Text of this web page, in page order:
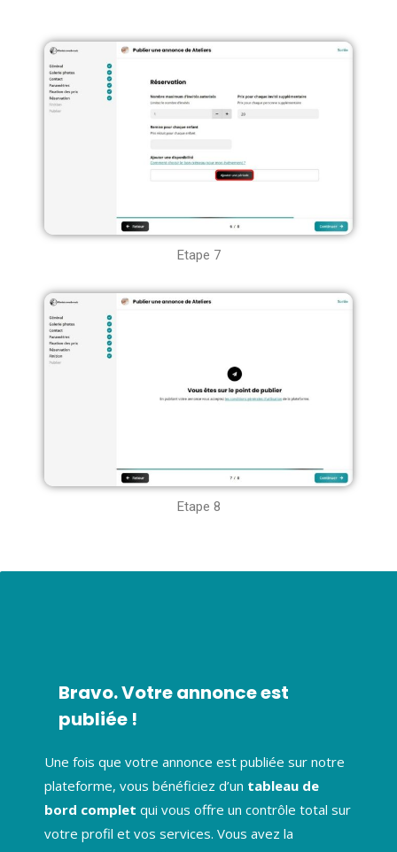
Etape 7
Etape 8
Bravo. Votre annonce est
publiée !
Une fois que votre annonce est publiée sur notre
plateforme, vous bénéficiez d’un tableau de
bord complet qui vous offre un contrôle total sur
votre profil et vos services. Vous avez la